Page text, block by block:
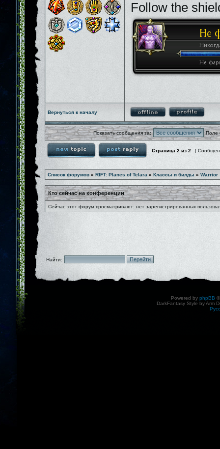
Follow the
Вернуться к началу
Показать сообщения за: Поле
Страница 2 из 2 [
Список форумов » RIFT: Planes of Telara » Классы и билды » Warrior
Кто сейчас на конференции
Сейчас этот форум просматривают: нет зарегистрированных
Найти:
Powered by phpBB
DarkFantasy Style by Arm